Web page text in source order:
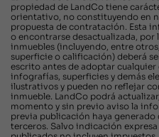
propiedad de LandCo tiene
orientativo, no constituyendo en
propuesta de contratación. Esta
o encontrarse desactualizada,
inmuebles (incluyendo, entre
superficie o calificación) deberá
escrito antes de adoptar cualquier
infografías, superficies y demás
ilustrativos y pueden no reflejar
inmueble. LandCo podrá
momento y sin previo aviso la
previa publicación haya
terceros. Salvo indicación